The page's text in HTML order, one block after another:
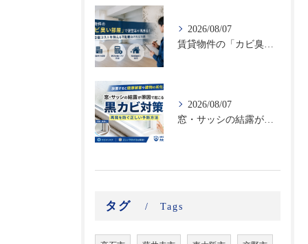
2026/08/07
2026/08/07
タグ Tags